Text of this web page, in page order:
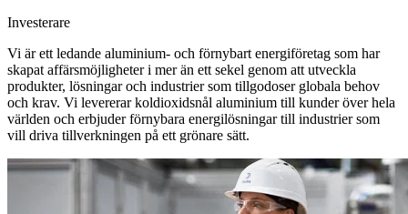
Investerare
Vi är ett ledande aluminium- och förnybart energiföretag som har
skapat affärsmöjligheter i mer än ett sekel genom att utveckla
produkter, lösningar och industrier som tillgodoser globala behov
och krav. Vi levererar koldioxidsnål aluminium till kunder över hela
världen och erbjuder förnybara energilösningar till industrier som
vill driva tillverkningen på ett grönare sätt.